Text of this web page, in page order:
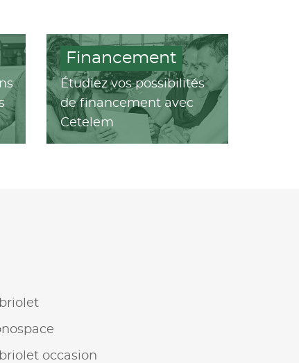
Financement
Étudiez vos possibilités
de financement avec
Cetelem
occasion